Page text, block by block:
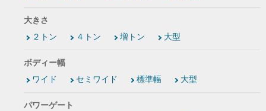
大きさ
２トン
４トン 増トン 大型
ボディー幅
ワイド
セミワイド 標準幅 大型
パワーゲート